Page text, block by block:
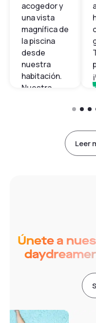
acogedor y
una vista
magnífica de
la piscina
desde
nuestra
habitación.
Nuestra
¡Totalmente
recomendado!
Leer
Únete a